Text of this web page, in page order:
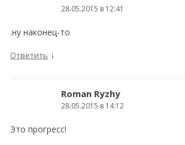
28.05.2015 в 12:41
.ну наконец-то
Ответить ↓
Roman Ryzhy
28.05.2015 в 14:12
Это прогресс!